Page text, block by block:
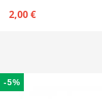
2,00 €
-5%